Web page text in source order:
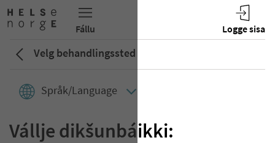
Velg behandlingssted
Språk/Language
Vállje dikšunbáikki: